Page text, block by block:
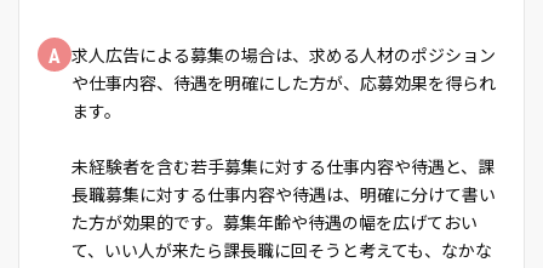
A
求人広告による募集の場合は、求める人材のポジション
や仕事内容、待遇を明確にした方が、応募効果を得られ
ます。
未経験者を含む若手募集に対する仕事内容や待遇と、課
長職募集に対する仕事内容や待遇は、明確に分けて書い
た方が効果的です。募集年齢や待遇の幅を広げておい
て、いい人が来たら課長職に回そうと考えても、なかな